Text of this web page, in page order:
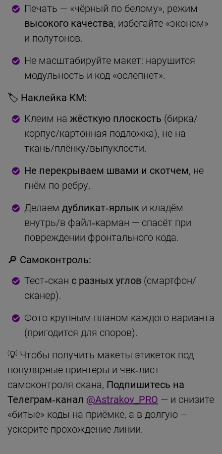
Печать — «чёрный по белому», режим
высокого качества; избегайте «эконом»
и полутонов.
Не масштабируйте макет: нарушится
модульность и код «ослепнет».
🏷 Наклейка КМ:
Клеим на жёсткую плоскость (бирка/
корпус/картонная подложка), не на
ткань/плёнку/выпуклости.
Не перекрываем швами и скотчем, не
гнём по ребру.
Делаем дубликат‑ярлык и кладём
внутрь/в файл‑карман — спасёт при
повреждении фронтального кода.
🔎 Самоконтроль:
Тест‑скан с разных углов (смартфон/
сканер).
Фото крупным планом каждого варианта
(пригодится для споров).
💡 Чтобы получить макеты этикеток под
популярные принтеры и чек‑лист
самоконтроля скана, Подпишитесь на
Телеграм‑канал @Astrakov_PRO — и снизите
«битые» коды на приёмке, а в долгую —
ускорите прохождение линии.